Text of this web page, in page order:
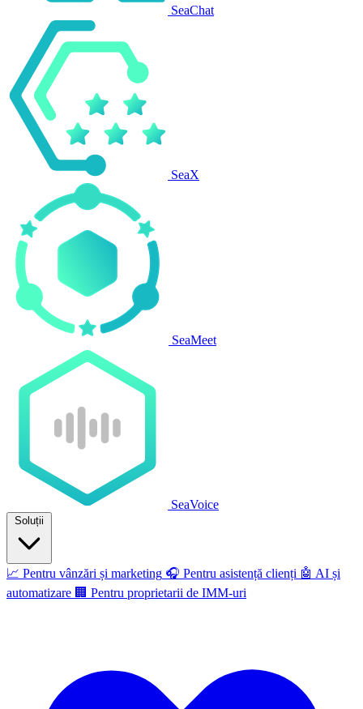
SeaChat
SeaX
SeaMeet
SeaVoice
Soluții
📈 Pentru vânzări și marketing 🎧 Pentru asistență clienți 🤖 AI și
automatizare 🏢 Pentru proprietarii de IMM-uri